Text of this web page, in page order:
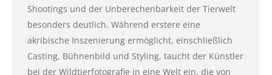
Shootings und der Unberechenbarkeit der Tierwelt
besonders deutlich. Während erstere eine
akribische Inszenierung ermöglicht, einschließlich
Casting, Bühnenbild und Styling, taucht der Künstler
bei der Wildtierfotografie in eine Welt ein, die von